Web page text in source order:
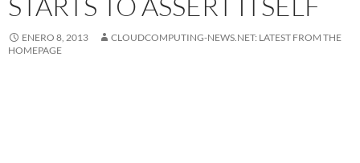
ENERO 8, 2013
CLOUDCOMPUTING-NEWS.NET: LATEST FROM THE
HOMEPAGE